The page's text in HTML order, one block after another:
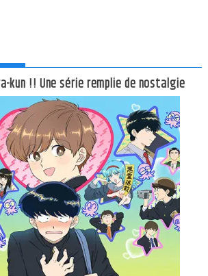
kun !! Une série remplie de nostalgie